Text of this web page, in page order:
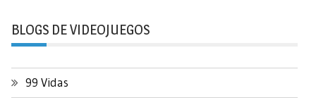
BLOGS DE VIDEOJUEGOS
99 Vidas